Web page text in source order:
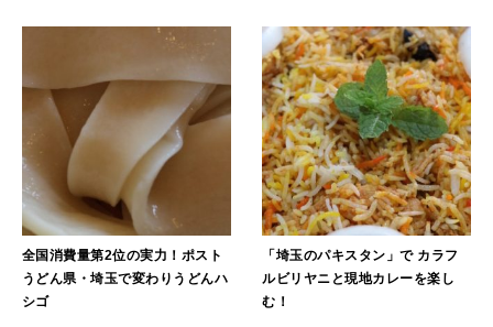
全国消費量第2位の実力！ポスト
うどん県・埼玉で変わりうどんハ
シゴ
「埼玉のパキスタン」で カラフ
ルビリヤニと現地カレーを楽し
む！